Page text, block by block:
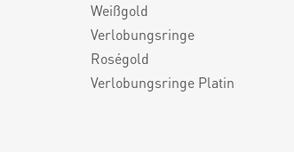
Weißgold
Verlobungsringe
Roségold
Verlobungsringe Platin